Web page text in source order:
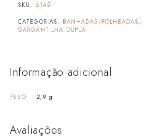
SKU: 6145
CATEGORIAS: BANHADAS/FOLHEADAS ,
GARGANTILHA DUPLA
Informação adicional
PESO 2,9 g
Avaliações